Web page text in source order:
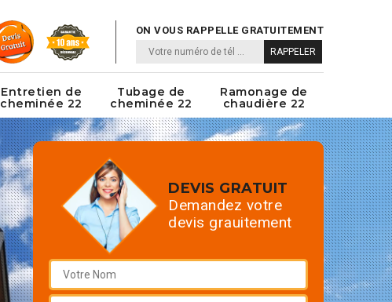
ON VOUS RAPPELLE GRATUITEMENT
Entretien de
cheminée 22
Tubage de
cheminée 22
Ramonage de
chaudière 22
DEVIS GRATUIT
Demandez votre
devis grauitement